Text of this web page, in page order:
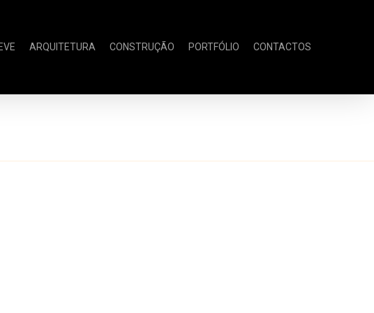
ARQUITETURA CONSTRUÇÃO PORTFÓLIO CONTACTOS